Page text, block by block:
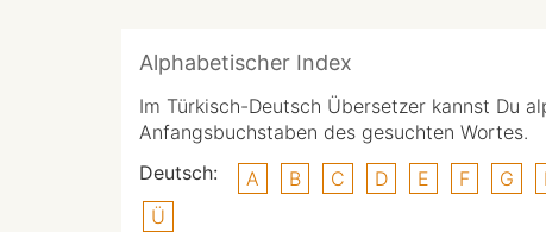
Alphabetischer Index
Im Türkisch-Deutsch Übersetzer kannst Du
Anfangsbuchstaben des gesuchten Wortes.
Deutsch:
A B C D E F G
Ü